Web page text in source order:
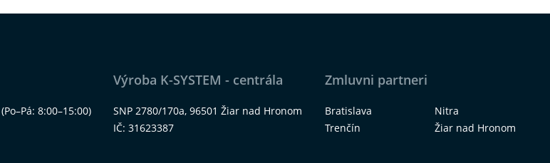
(Po–Pá: 8:00–15:00)
Výroba K-SYSTEM - centrála
SNP 2780/170a, 96501 Žiar nad Hronom
IČ: 31623387
Zmluvni partneri
Bratislava
Nitra
Trenčín
Žiar nad Hronom